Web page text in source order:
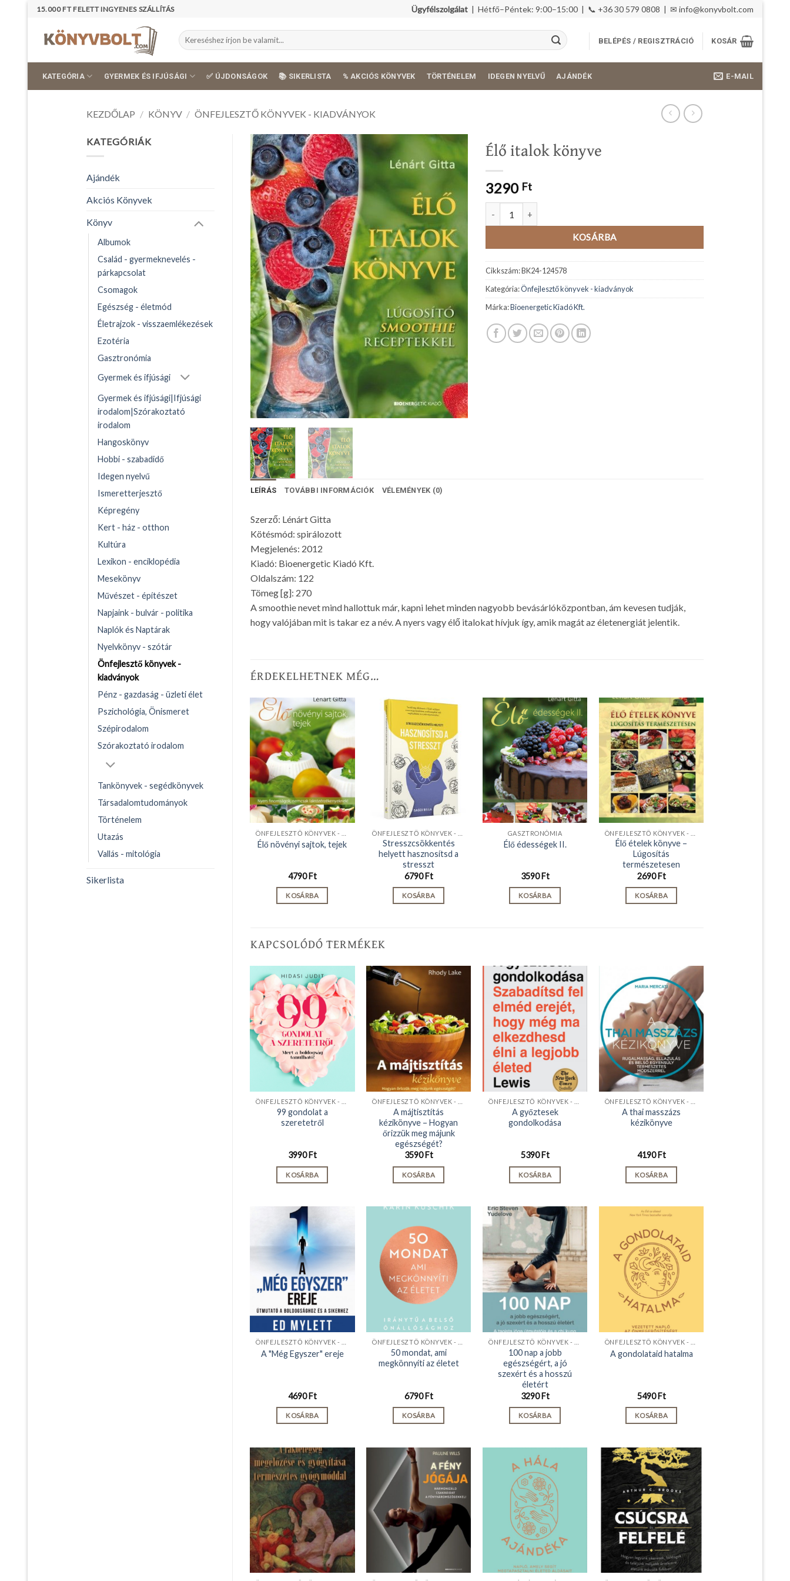
Skip
content
15.000 FT FELETT INGYENES SZÁLLÍTÁS Ügyfélszolgálat | Hétfő–Péntek: 9:00–15:00 | 📞 +36 30 579 0808 | ✉ info@konyvbolt.com
Keresés
a
BELÉPÉS / REGISZTRÁCIÓ KOSÁR
KATEGÓRIA GYERMEK ÉS IFJÚSÁGI ✅ ÚJDONSÁGOK 📚 SIKERLISTA % AKCIÓS KÖNYVEK TÖRTÉNELEM IDEGEN NYELVŰ AJÁNDÉK E-MAIL
KEZDŐLAP / KÖNYV / ÖNFEJLESZTŐ KÖNYVEK - KIADVÁNYOK
KATEGÓRIÁK
Ajándék
Akciós Könyvek
Könyv
Albumok
Család - gyermeknevelés -
párkapcsolat
Csomagok
Egészség - életmód
Életrajzok - visszaemlékezések
Ezotéria
Gasztronómia
Gyermek és ifjúsági
Gyermek és ifjúsági|Ifjúsági
irodalom|Szórakoztató
irodalom
Hangoskönyv
Hobbi - szabadidő
Idegen nyelvű
Ismeretterjesztő
Képregény
Kert - ház - otthon
Kultúra
Lexikon - enciklopédia
Mesekönyv
Művészet - építészet
Napjaink - bulvár - politika
Naplók és Naptárak
Nyelvkönyv - szótár
Önfejlesztő könyvek -
kiadványok
Pénz - gazdaság - üzleti élet
Pszichológia, Önismeret
Szépirodalom
Szórakoztató irodalom
Tankönyvek - segédkönyvek
Társadalomtudományok
Történelem
Utazás
Vallás - mitológia
Sikerlista
Élő italok könyve
3290 Ft
KOSÁRBA
Cikkszám:BK24-124578
Kategória:Önfejlesztő könyvek - kiadványok
Márka:Bioenergetic Kiadó Kft.
LEÍRÁS TOVÁBBI INFORMÁCIÓK VÉLEMÉNYEK (0)
Szerző: Lénárt Gitta
Kötésmód: spirálozott
Megjelenés: 2012
Kiadó: Bioenergetic Kiadó Kft.
Oldalszám: 122
Tömeg [g]: 270
A smoothie nevet mind hallottuk már, kapni lehet minden nagyobb bevásárlóközpontban, ám kevesen tudják,
hogy valójában mit is takar ez a név. A nyers vagy élő italokat hívjuk így, amik magát az életenergiát jelentik.
ÉRDEKELHETNEK MÉG…
Élő növényi sajtok, tejek
4790Ft
KOSÁRBA
Stresszcsökkentés
helyett hasznosítsd a
stresszt
6790Ft
KOSÁRBA
GASZTRONÓMIA
Élő édességek II.
3590Ft
KOSÁRBA
Élő ételek könyve –
Lúgosítás
természetesen
2690Ft
KOSÁRBA
KAPCSOLÓDÓ TERMÉKEK
99 gondolat a
szeretetről
3990Ft
KOSÁRBA
A májtisztítás
kézikönyve – Hogyan
őrizzük meg májunk
egészségét?
3590Ft
KOSÁRBA
A győztesek
gondolkodása
5390Ft
KOSÁRBA
A thai masszázs
kézikönyve
4190Ft
KOSÁRBA
A "Még Egyszer" ereje
4690Ft
KOSÁRBA
50 mondat, ami
megkönnyíti az életet
6790Ft
KOSÁRBA
100 nap a jobb
egészségért, a jó
szexért és a hosszú
életért
3290Ft
KOSÁRBA
A gondolataid hatalma
5490Ft
KOSÁRBA